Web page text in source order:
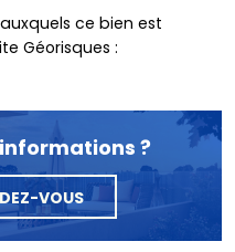
ce bien est
Géorisques :
?
VOUS